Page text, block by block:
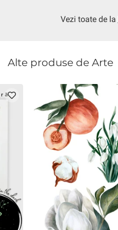
Vezi toate de la
Alte produse de Arte